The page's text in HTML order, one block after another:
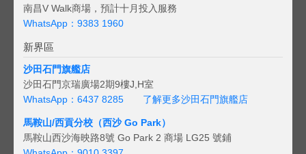
南昌V Walk商場，預計十月投入服務
WhatsApp：9383 1960
新界區
沙田石門旗艦店
沙田石門京瑞廣場2期9樓J,H室
WhatsApp：6437 8285
了解更多沙田石門旗艦店
馬鞍山/西貢分校（西沙 Go Park）
馬鞍山西沙海映路8號 Go Park 2 商場 LG25 號鋪